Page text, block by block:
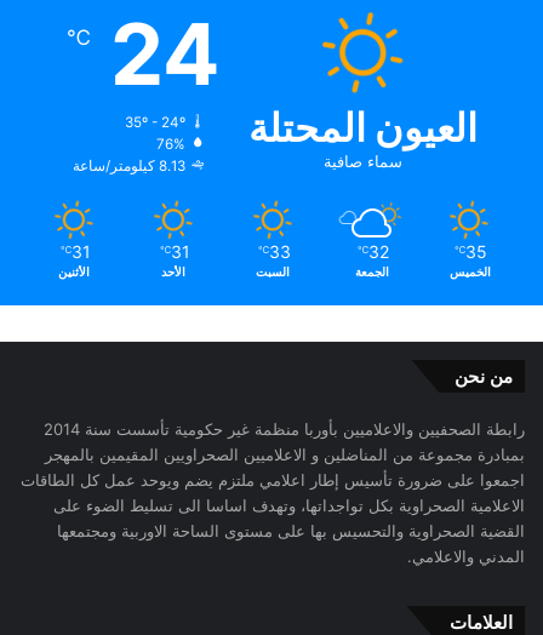
العيون المحتلة
سماء صافية
24
℃
35º - 24º
76%
8.13 كيلومتر/ساعة
35
℃
الخميس
32
℃
الجمعة
33
℃
السبت
31
℃
الأحد
31
℃
الأثنين
من نحن
رابطة الصحفيين والاعلاميين بأوربا منظمة غير حكومية تأسست سنة 2014
بمبادرة مجموعة من المناضلين و الاعلاميين الصحراويين المقيمين بالمهجر
اجمعوا على ضرورة تأسيس إطار اعلامي ملتزم يضم ويوحد عمل كل الطاقات
الاعلامية الصحراوية بكل تواجداتها، وتهدف اساسا الى تسليط الضوء على
القضية الصحراوية والتحسيس بها على مستوى الساحة الاوربية ومجتمعها
المدني والاعلامي.
العلامات